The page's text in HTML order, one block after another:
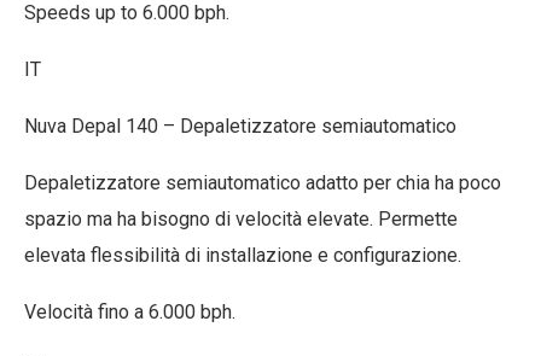
Speeds up to 6.000 bph.
IT
Nuva Depal 140 – Depaletizzatore semiautomatico
Depaletizzatore semiautomatico adatto per chia ha poco
spazio ma ha bisogno di velocità elevate. Permette
elevata flessibilità di installazione e configurazione.
Velocità fino a 6.000 bph.